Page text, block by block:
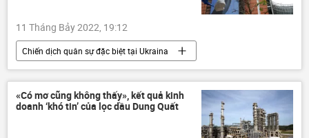
11 Tháng Bảy 2022, 19:12
Chiến dịch quân sự đặc biệt tại Ukraina
Thế giới
EU
Ukraina
Cuộc khủng hoảng ở Ukraina
viện trợ quân sự
mua bán vũ khí
«Có mơ cũng không thấy», kết quả kinh
doanh ‘khó tin’ của lọc dầu Dung Quất